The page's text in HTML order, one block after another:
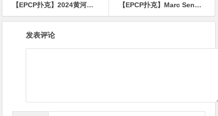
【EPCP扑克】2024黄河杯暨TJPH®—济南站赛事酒店将于9月18日开放预订！
【EPCP扑克】Marc Sen赢得WPT Prime列支敦士登赛 David Peters在WSOP线上赛单季47次挺进决赛桌
发表评论